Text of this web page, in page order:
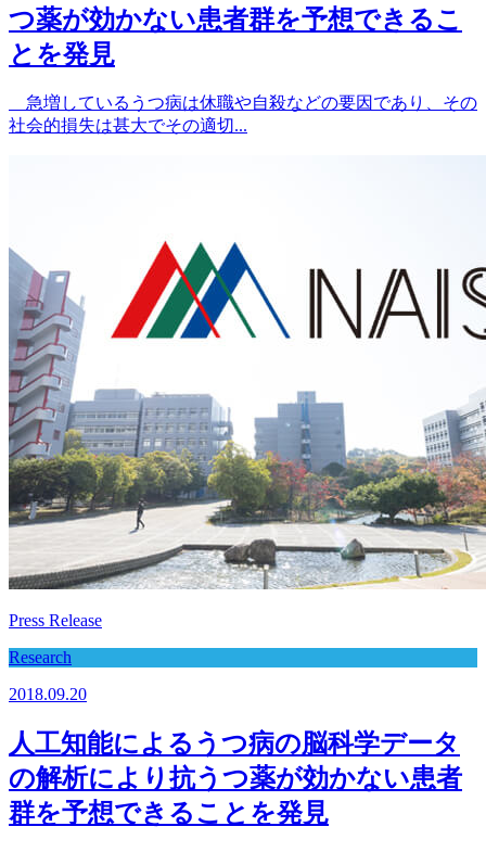
つ薬が効かない患者群を予想できるこ
とを発見
急増しているうつ病は休職や自殺などの要因であり、その
社会的損失は甚大でその適切...
Press Release
Research
2018.09.20
人工知能によるうつ病の脳科学データ
の解析により抗うつ薬が効かない患者
群を予想できることを発見